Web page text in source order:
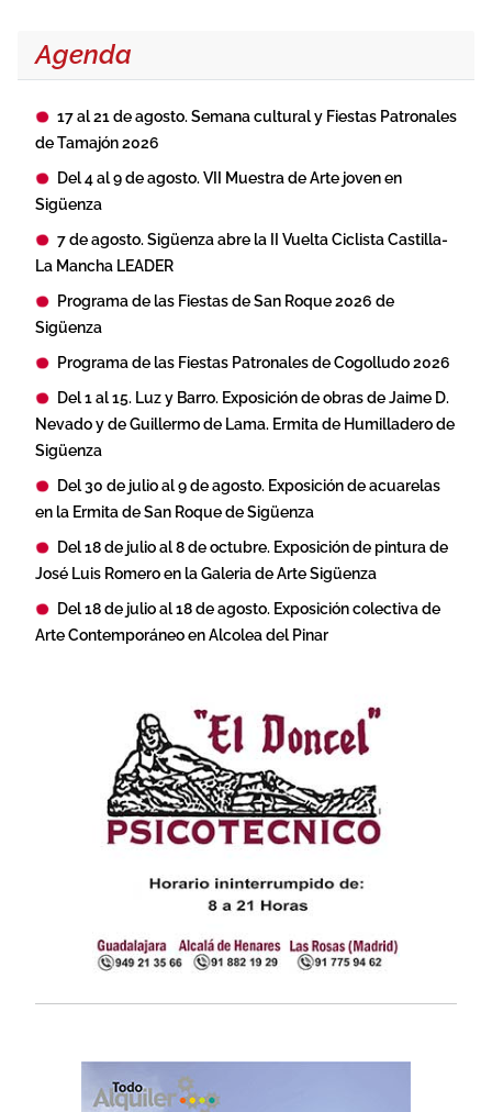
Agenda
17 al 21 de agosto. Semana cultural y Fiestas Patronales
de Tamajón 2026
Del 4 al 9 de agosto. VII Muestra de Arte joven en
Sigüenza
7 de agosto. Sigüenza abre la II Vuelta Ciclista Castilla-
La Mancha LEADER
Programa de las Fiestas de San Roque 2026 de
Sigüenza
Programa de las Fiestas Patronales de Cogolludo 2026
Del 1 al 15. Luz y Barro. Exposición de obras de Jaime D.
Nevado y de Guillermo de Lama. Ermita de Humilladero de
Sigüenza
Del 30 de julio al 9 de agosto. Exposición de acuarelas
en la Ermita de San Roque de Sigüenza
Del 18 de julio al 8 de octubre. Exposición de pintura de
José Luis Romero en la Galeria de Arte Sigüenza
Del 18 de julio al 18 de agosto. Exposición colectiva de
Arte Contemporáneo en Alcolea del Pinar